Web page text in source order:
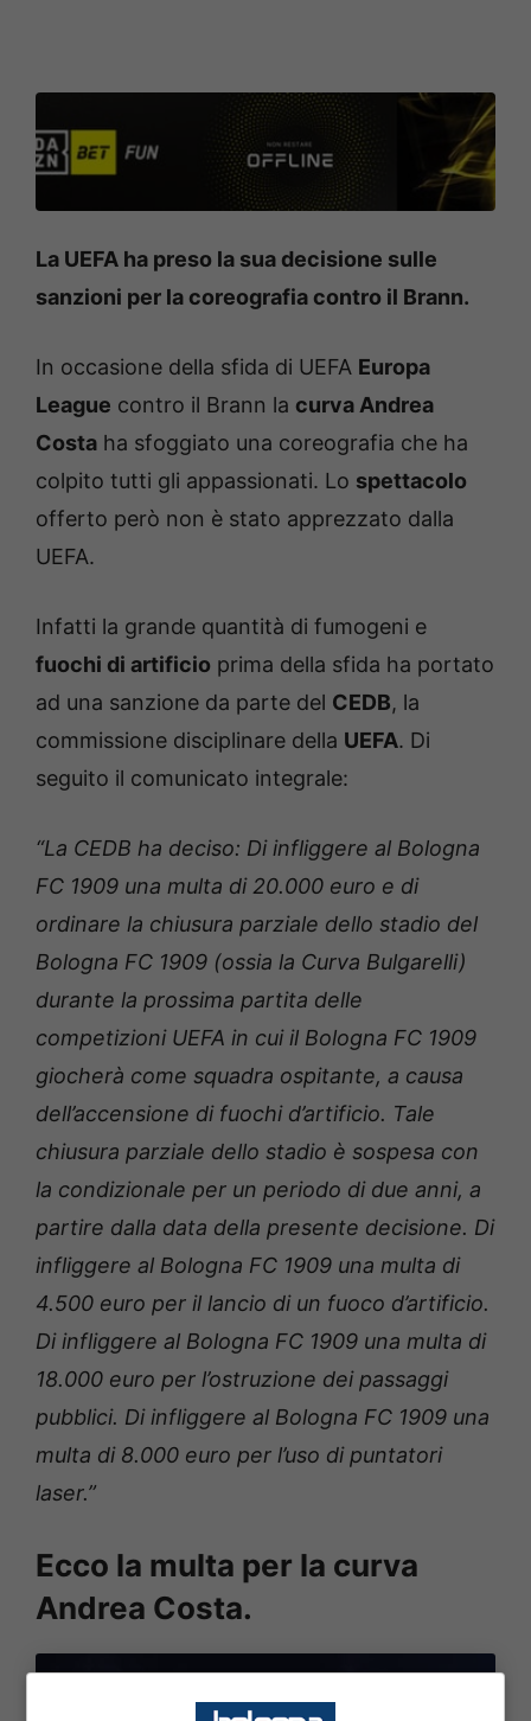
La UEFA ha preso la sua decisione sulle
sanzioni per la coreografia contro il Brann.
In occasione della sfida di UEFA Europa
League contro il Brann la curva Andrea
Costa ha sfoggiato una coreografia che ha
colpito tutti gli appassionati. Lo spettacolo
offerto però non è stato apprezzato dalla
UEFA.
Infatti la grande quantità di fumogeni e
fuochi di artificio prima della sfida ha portato
ad una sanzione da parte del CEDB, la
commissione disciplinare della UEFA. Di
seguito il comunicato integrale:
“La CEDB ha deciso: Di infliggere al Bologna
FC 1909 una multa di 20.000 euro e di
ordinare la chiusura parziale dello stadio del
Bologna FC 1909 (ossia la Curva Bulgarelli)
durante la prossima partita delle
competizioni UEFA in cui il Bologna FC 1909
giocherà come squadra ospitante, a causa
dell’accensione di fuochi d’artificio. Tale
chiusura parziale dello stadio è sospesa con
la condizionale per un periodo di due anni, a
partire dalla data della presente decisione. Di
infliggere al Bologna FC 1909 una multa di
4.500 euro per il lancio di un fuoco d’artificio.
Di infliggere al Bologna FC 1909 una multa di
18.000 euro per l’ostruzione dei passaggi
pubblici. Di infliggere al Bologna FC 1909 una
multa di 8.000 euro per l’uso di puntatori
laser.”
Ecco la multa per la curva
Andrea Costa.